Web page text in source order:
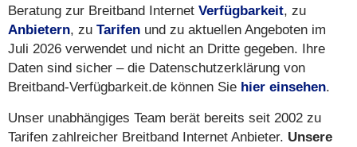
Beratung zur Breitband Internet Verfügbarkeit, zu
Anbietern, zu Tarifen und zu aktuellen Angeboten im
Juli 2026 verwendet und nicht an Dritte gegeben. Ihre
Daten sind sicher – die Datenschutzerklärung von
Breitband-Verfügbarkeit.de können Sie hier einsehen.
Unser unabhängiges Team berät bereits seit 2002 zu
Tarifen zahlreicher Breitband Internet Anbieter. Unsere